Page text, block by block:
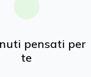
pensati per
te